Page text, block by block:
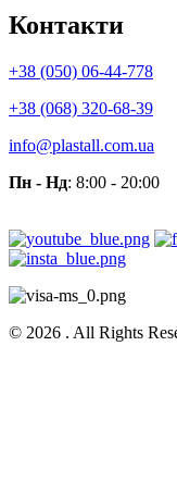
Контакти
+38 (050) 06-44-778
+38 (068) 320-68-39
info@plastall.com.ua
Пн - Нд: 8:00 - 20:00
© 2026 . All Rights